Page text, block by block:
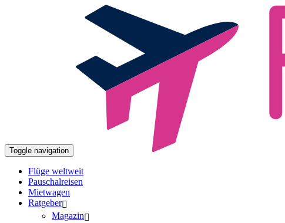
Toggle navigation
Flüge weltweit
Pauschalreisen
Mietwagen
Ratgeber
Magazin